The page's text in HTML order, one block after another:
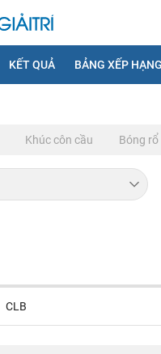
KẾT QUẢ BẢNG XẾP
Khúc côn cầu Bóng rổ
CLB